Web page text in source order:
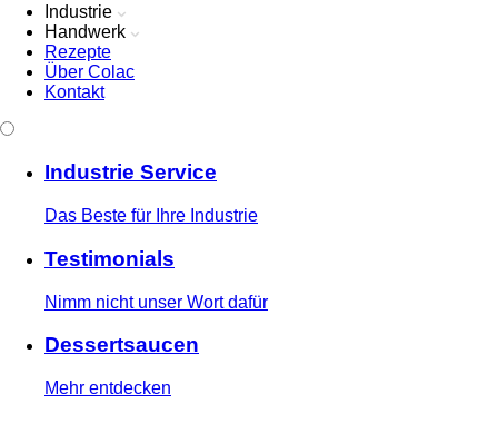
Industrie
Handwerk
Rezepte
Über Colac
Kontakt
Industrie Service
Das Beste für Ihre Industrie
Testimonials
Nimm nicht unser Wort dafür
Dessertsaucen
Mehr entdecken